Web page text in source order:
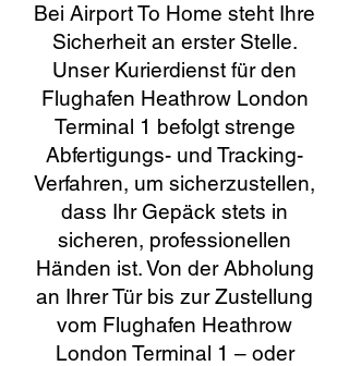
Bei Airport To Home steht Ihre
Sicherheit an erster Stelle.
Unser Kurierdienst für den
Flughafen Heathrow London
Terminal 1 befolgt strenge
Abfertigungs- und Tracking-
Verfahren, um sicherzustellen,
dass Ihr Gepäck stets in
sicheren, professionellen
Händen ist. Von der Abholung
an Ihrer Tür bis zur Zustellung
vom Flughafen Heathrow
London Terminal 1 – oder